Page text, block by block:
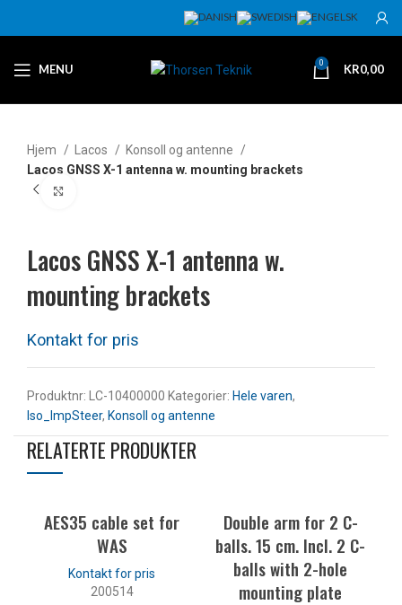
MENU 0 KR0,00
Hjem Lacos
Konsoll og antenne
Lacos GNSS X-1 antenna w. mounting brackets
Lacos GNSS X-1 antenna w.
mounting brackets
Produktnr: LC-10400000 Kategorier: Hele varen,
Iso_ImpSteer, Konsoll og antenne
RELATERTE PRODUKTER
AES35 cable set for
WAS
200514
Double arm for 2 C-
balls. 15 cm. Incl. 2 C-
balls with 2-hole
mounting plate